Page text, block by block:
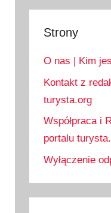
Strony
O nas | Kim
Kontakt z
turysta.org
Współpraca i
portalu
Wyłączenie